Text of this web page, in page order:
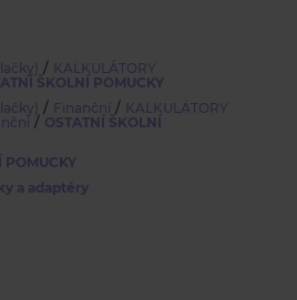
/ KALKULÁTORY
ŠKOLNÍ POMUCKY
/ Finanční / KALKULÁTORY
/ OSTATNÍ ŠKOLNÍ
POMUCKY
a adaptéry